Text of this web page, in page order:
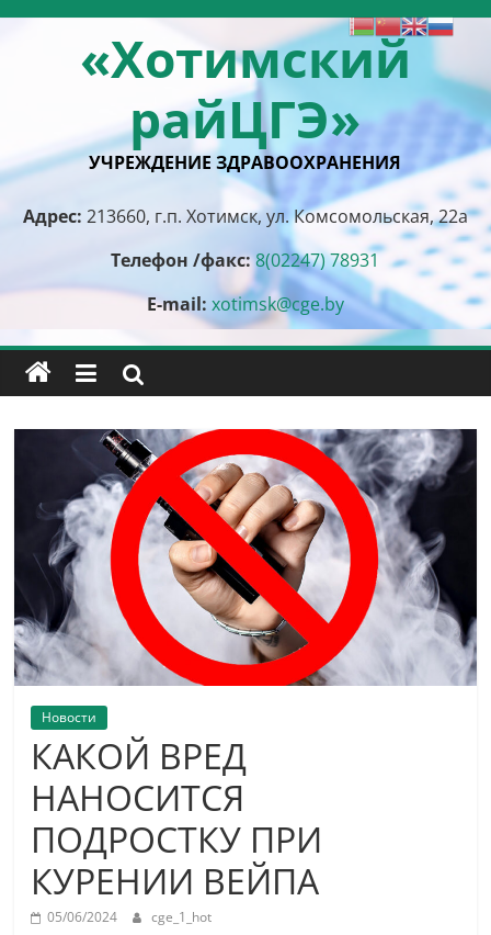
Перейти
содержимому«Хотимский
райЦГЭ»
УЧРЕЖДЕНИЕ ЗДРАВООХРАНЕНИЯ
Адрес: 213660, г.п. Хотимск, ул. Комсомольская, 22а
Телефон /факс:8(02247) 78931
E-mail: xotimsk@cge.by
Новости
КАКОЙ ВРЕД
НАНОСИТСЯ
ПОДРОСТКУ ПРИ
КУРЕНИИ ВЕЙПА
05/06/2024 cge_1_hot